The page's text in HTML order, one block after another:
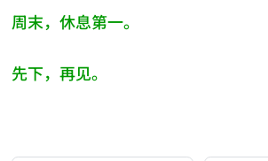
周末，休息第一。
先下，再见。